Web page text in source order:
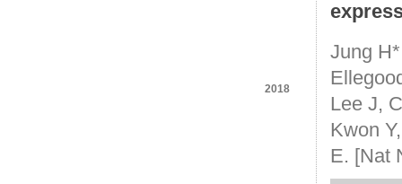
2018
Jung
Lee J,
Kwon
E. [Nat